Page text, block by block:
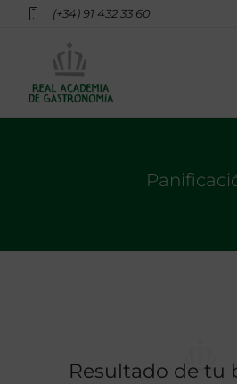
(+34) 91 432 33 60
Resultado de tu